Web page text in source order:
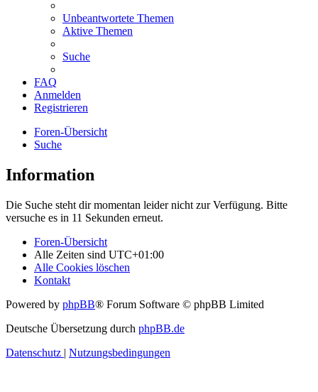
Unbeantwortete Themen
Aktive Themen
Suche
FAQ
Anmelden
Registrieren
Foren-Übersicht
Suche
Information
Die Suche steht dir momentan leider nicht zur Verfügung. Bitte
versuche es in 11 Sekunden erneut.
Foren-Übersicht
Alle Zeiten sind UTC+01:00
Alle Cookies löschen
Kontakt
Powered by phpBB® Forum Software © phpBB Limited
Deutsche Übersetzung durch phpBB.de
Datenschutz | Nutzungsbedingungen